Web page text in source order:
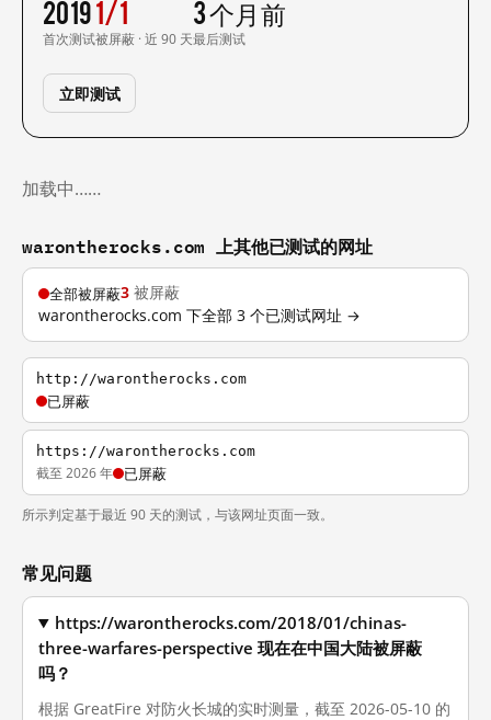
2019
首次测试
1/1
被屏蔽 · 近 90 天
3 个月前
最后测试
立即测试
加载中……
warontherocks.com 上其他已测试的网址
全部被屏蔽3 被屏蔽
warontherocks.com 下全部 3 个已测试网址 →
http://warontherocks.com
已屏蔽
https://warontherocks.com
截至 2026 年 已屏蔽
所示判定基于最近 90 天的测试，与该网址页面一致。
常见问题
https://warontherocks.com/2018/01/chinas-
three-warfares-perspective 现在在中国大陆被屏蔽
吗？
根据 GreatFire 对防火长城的实时测量，截至 2026-05-10 的